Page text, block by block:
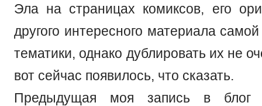
Эла на страницах комиксов, его
другого интересного материала
тематики, однако дублировать их не
вот сейчас появилось, что сказать.
Предыдущая моя запись в блог